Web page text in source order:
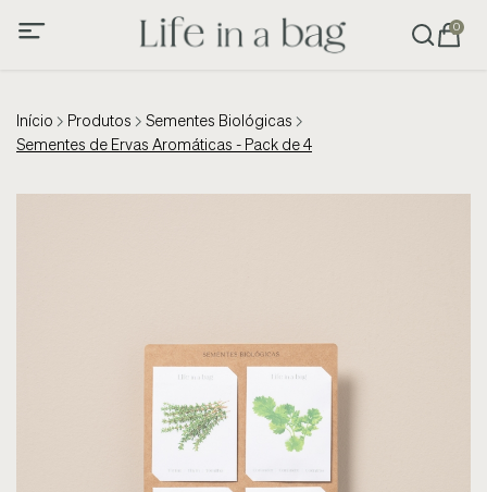
0
Início Produtos
Sementes Biológicas
Sementes de Ervas Aromáticas - Pack de 4